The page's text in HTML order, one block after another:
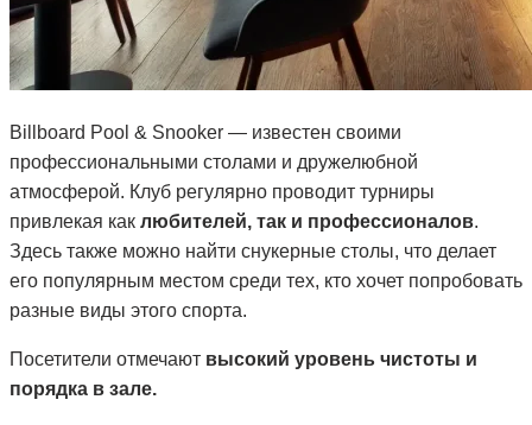
Billboard Pool & Snooker — известен своими
профессиональными столами и дружелюбной
атмосферой. Клуб регулярно проводит турниры
привлекая как любителей, так и профессионалов.
Здесь также можно найти снукерные столы, что делает
его популярным местом среди тех, кто хочет попробовать
разные виды этого спорта.
Посетители отмечают высокий уровень чистоты и
порядка в зале.